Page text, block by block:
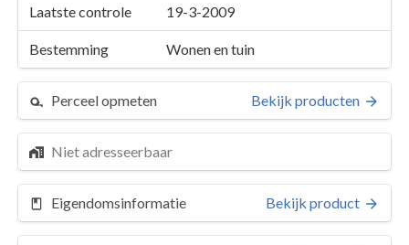
Laatste controle 19-3-2009
Bestemming Wonen en tuin
Perceel opmeten Bekijk producten
Niet adresseerbaar
Eigendomsinformatie Bekijk product